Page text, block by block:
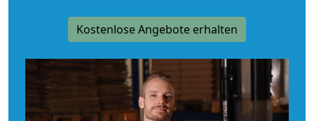
Kostenlose Angebote erhalten